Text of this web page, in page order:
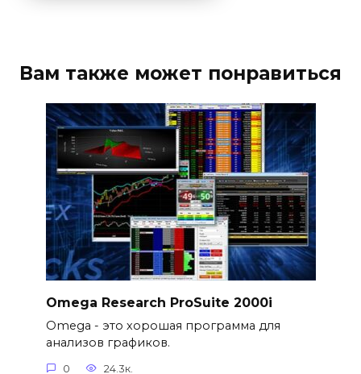
Вам также может понравиться
Omega Research ProSuite 2000i
Omega - это хорошая программа для
анализов графиков.
0 24.3к.